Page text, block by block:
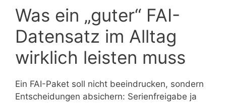
Was ein „guter“ FAI-
Datensatz im Alltag
wirklich leisten muss
Ein FAI-Paket soll nicht beeindrucken, sondern
Entscheidungen absichern: Serienfreigabe ja